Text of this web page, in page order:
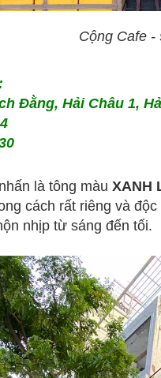
Cộng Cafe
Đằng, Hải Châu 1,
là tông màu XANH
cách rất riêng và độc
nhịp từ sáng đến tối.